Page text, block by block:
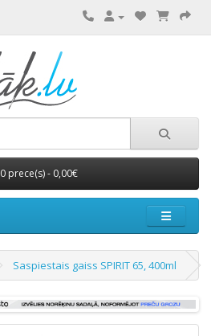
0 prece(s) - 0,00€
Saspiestais gaiss SPIRIT 65, 400ml